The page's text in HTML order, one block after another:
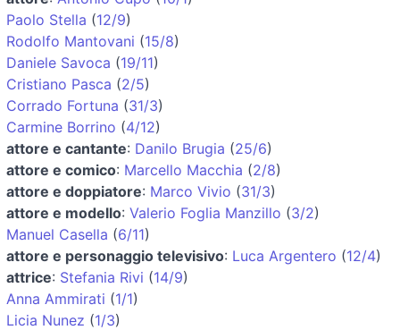
Paolo Stella (12/9)
Rodolfo Mantovani (15/8)
Daniele Savoca (19/11)
Cristiano Pasca (2/5)
Corrado Fortuna (31/3)
Carmine Borrino (4/12)
attore e cantante: Danilo Brugia (25/6)
attore e comico: Marcello Macchia (2/8)
attore e doppiatore: Marco Vivio (31/3)
attore e modello: Valerio Foglia Manzillo (3/2)
Manuel Casella (6/11)
attore e personaggio televisivo: Luca Argentero (12/4)
attrice: Stefania Rivi (14/9)
Anna Ammirati (1/1)
Licia Nunez (1/3)